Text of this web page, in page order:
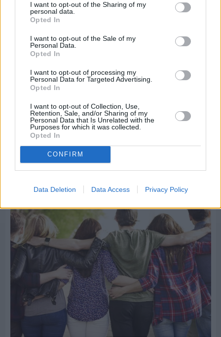
I want to opt-out of the Sharing of my
personal data.
Opted In
I want to opt-out of the Sale of my
Personal Data.
Opted In
I want to opt-out of processing my
Personal Data for Targeted Advertising.
Opted In
I want to opt-out of Collection, Use,
Retention, Sale, and/or Sharing of my
Personal Data that Is Unrelated with the
Purposes for which it was collected.
Opted In
CONFIRM
Data Deletion Data Access Privacy Policy
Πριν 7 ημέρες
5ημερη εκδρομή σε Προύσα - Κωνσταντινούπολη
με το Sunrise Tours